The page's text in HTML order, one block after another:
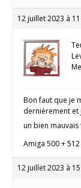
12 juillet 2023 à
Bon faut que je
dernièrement
un bien
Amiga 500 +
12 juillet 2023 à